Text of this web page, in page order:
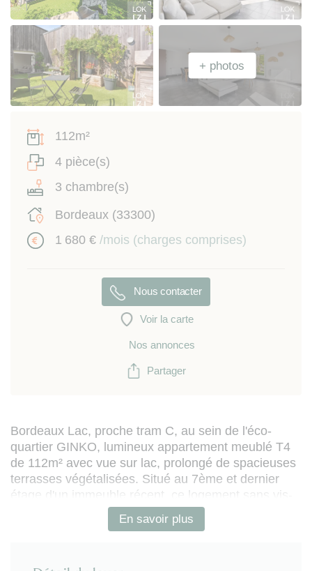
112m²
4 pièce(s)
3 chambre(s)
Bordeaux (33300)
1 680 € /mois (charges comprises)
Nous contacter
Voir la carte
Nos annonces
Partager
Bordeaux Lac, proche tram C, au sein de l'éco-
quartier GINKO, lumineux appartement meublé T4
de 112m² avec vue sur lac, prolongé de spacieuses
terrasses végétalisées. Situé au 7ème et dernier
étage d'un immeuble récent, ce logement sans vis-
à-vis, agrémenté de 2 places de parking, comprend
En savoir plus